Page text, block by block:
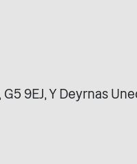
9EJ, Y Deyrnas